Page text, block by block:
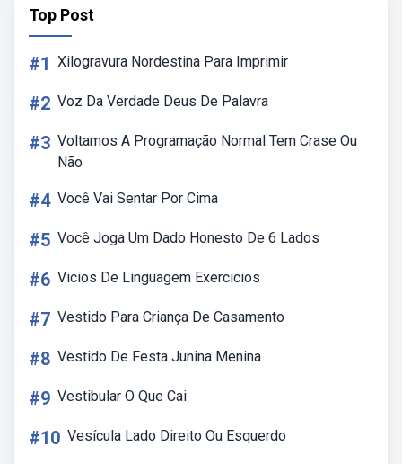
Top Post
#1 Xilogravura Nordestina Para Imprimir
#2 Voz Da Verdade Deus De Palavra
#3 Voltamos A Programação Normal Tem Crase Ou
Não
#4 Você Vai Sentar Por Cima
#5 Você Joga Um Dado Honesto De 6 Lados
#6 Vicios De Linguagem Exercicios
#7 Vestido Para Criança De Casamento
#8 Vestido De Festa Junina Menina
#9 Vestibular O Que Cai
#10 Vesícula Lado Direito Ou Esquerdo